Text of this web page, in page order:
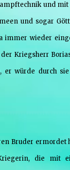
und
und sogar
immer wieder
Kriegsherr
er würde durch
Bruder ermordet
die mit